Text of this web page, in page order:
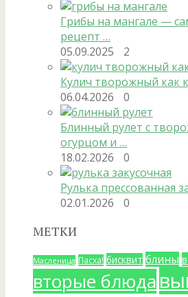
Грибы на мангале —
рецепт …
05.09.2025
2
Кулич творожный как
06.04.2026
0
Блинный рулет с
огурцом и …
18.02.2026
0
Рулька прессованная
02.01.2026
0
МЕТКИ
Масленица Пасха! бисквит блины
вторые блюда